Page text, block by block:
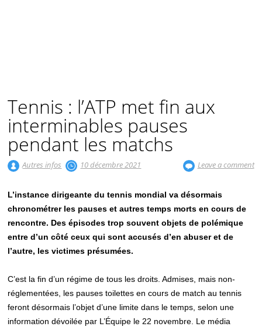
Tennis : l’ATP met fin aux
interminables pauses
pendant les matchs
Autres infos 10 décembre 2021 Leave a comment
L’instance dirigeante du tennis mondial va désormais
chronométrer les pauses et autres temps morts en cours de
rencontre. Des épisodes trop souvent objets de polémique
entre d’un côté ceux qui sont accusés d’en abuser et de
l’autre, les victimes présumées.
C’est la fin d’un régime de tous les droits. Admises, mais non-
réglementées, les pauses toilettes en cours de match au tennis
feront désormais l’objet d’une limite dans le temps, selon une
information dévoilée par L’Équipe le 22 novembre. Le média